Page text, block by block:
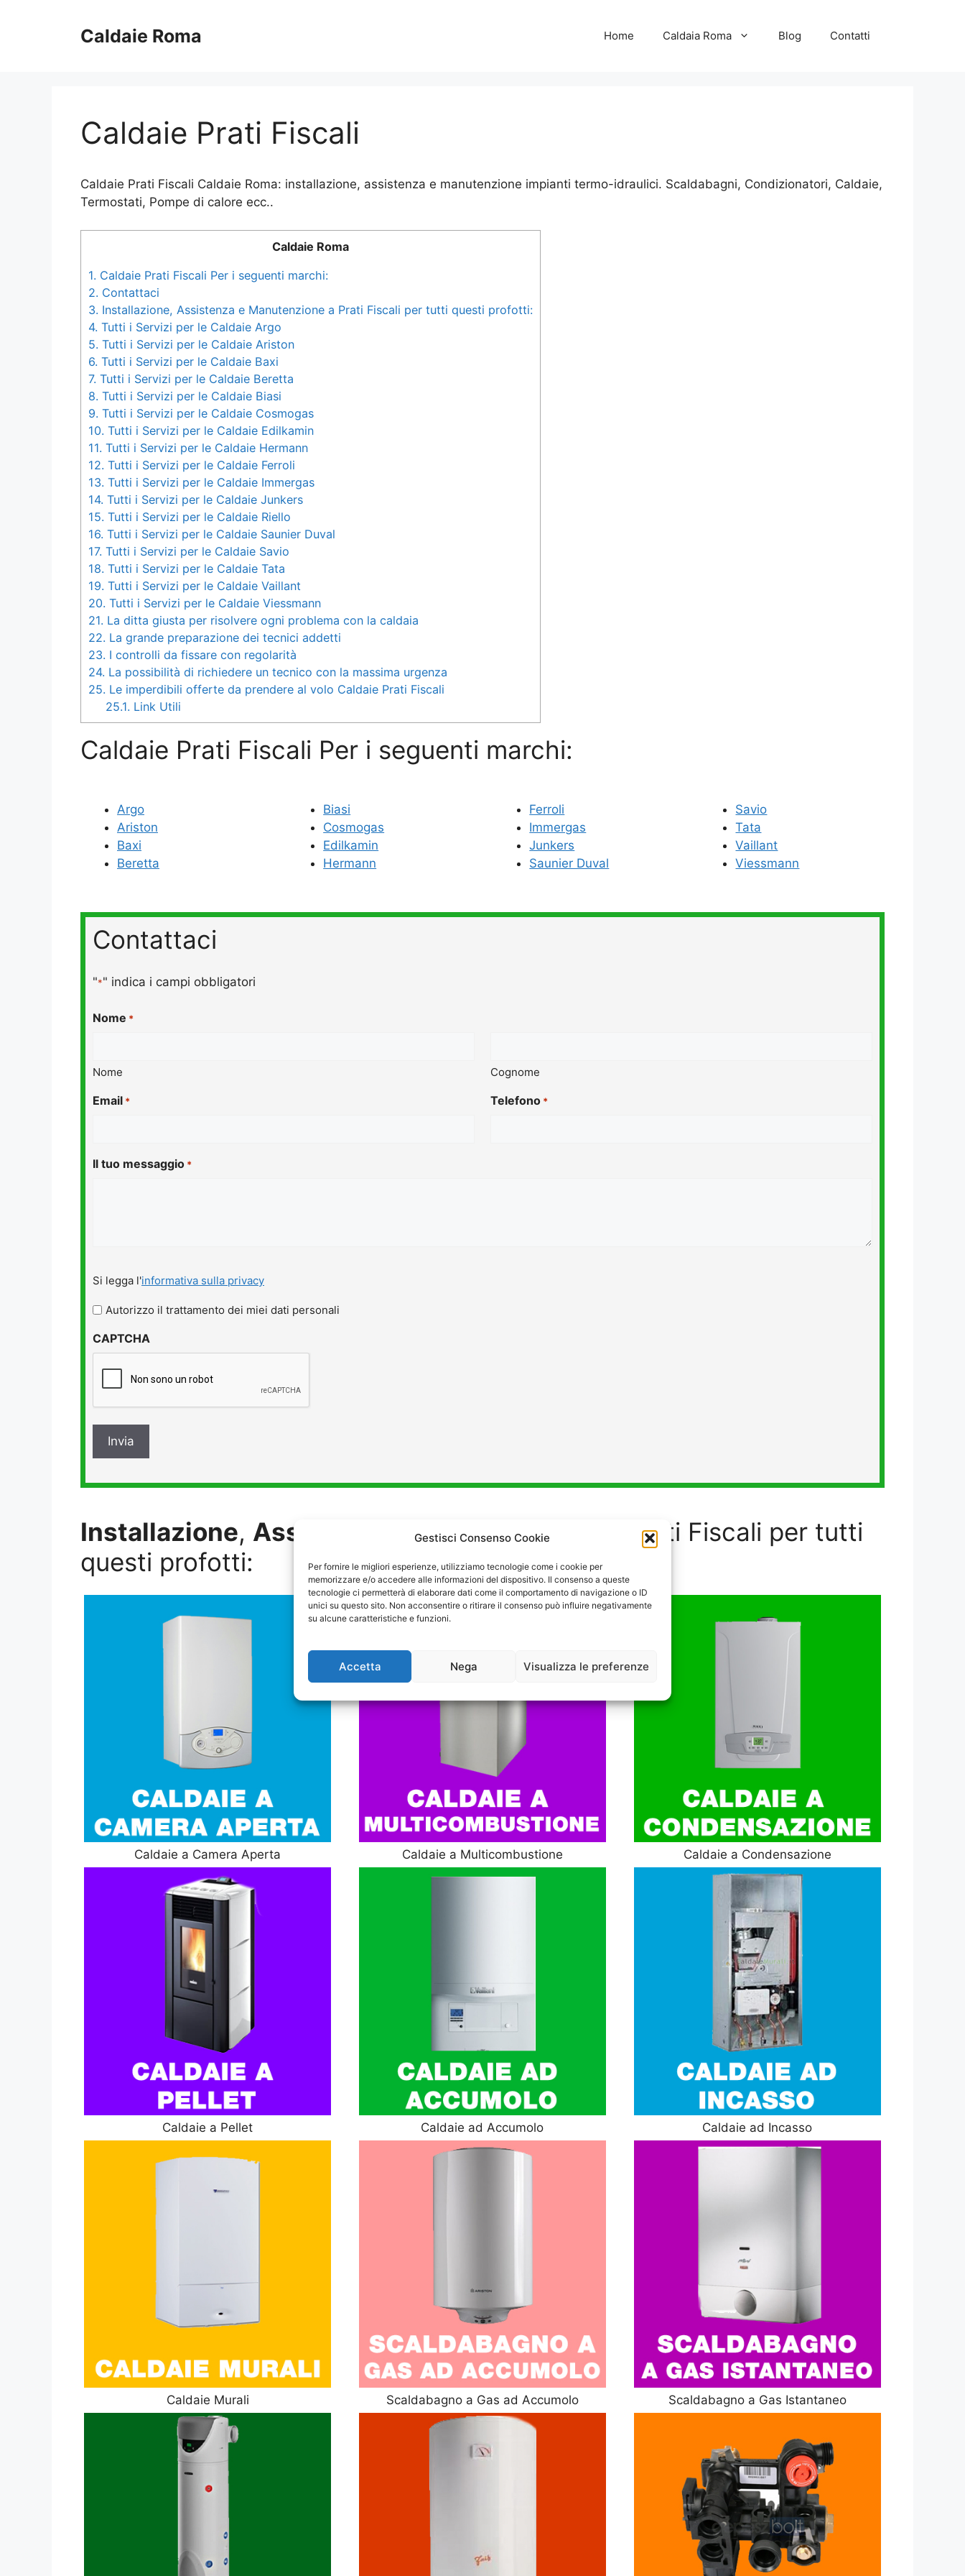
Gestisci Consenso Cookie
Per fornire le migliori esperienze, utilizziamo tecnologie come i cookie per
memorizzare e/o accedere alle informazioni del dispositivo. Il consenso a queste
tecnologie ci permetterà di elaborare dati come il comportamento di navigazione o ID
unici su questo sito. Non acconsentire o ritirare il consenso può influire negativamente
su alcune caratteristiche e funzioni.
Accetta Nega Visualizza le preferenze
Caldaie Roma Home Caldaia Roma Blog Contatti
Caldaie Prati Fiscali
Caldaie Prati Fiscali Caldaie Roma: installazione, assistenza e manutenzione impianti termo-idraulici. Scaldabagni, Condizionatori, Caldaie,
Termostati, Pompe di calore ecc..
Caldaie Roma
1. Caldaie Prati Fiscali Per i seguenti marchi:
2. Contattaci
3. Installazione, Assistenza e Manutenzione a Prati Fiscali per tutti questi profotti:
4. Tutti i Servizi per le Caldaie Argo
5. Tutti i Servizi per le Caldaie Ariston
6. Tutti i Servizi per le Caldaie Baxi
7. Tutti i Servizi per le Caldaie Beretta
8. Tutti i Servizi per le Caldaie Biasi
9. Tutti i Servizi per le Caldaie Cosmogas
10. Tutti i Servizi per le Caldaie Edilkamin
11. Tutti i Servizi per le Caldaie Hermann
12. Tutti i Servizi per le Caldaie Ferroli
13. Tutti i Servizi per le Caldaie Immergas
14. Tutti i Servizi per le Caldaie Junkers
15. Tutti i Servizi per le Caldaie Riello
16. Tutti i Servizi per le Caldaie Saunier Duval
17. Tutti i Servizi per le Caldaie Savio
18. Tutti i Servizi per le Caldaie Tata
19. Tutti i Servizi per le Caldaie Vaillant
20. Tutti i Servizi per le Caldaie Viessmann
21. La ditta giusta per risolvere ogni problema con la caldaia
22. La grande preparazione dei tecnici addetti
23. I controlli da fissare con regolarità
24. La possibilità di richiedere un tecnico con la massima urgenza
25. Le imperdibili offerte da prendere al volo Caldaie Prati Fiscali
25.1. Link Utili
Caldaie Prati Fiscali Per i seguenti marchi:
Argo
Ariston
Baxi
Beretta
Biasi
Cosmogas
Edilkamin
Hermann
Ferroli
Immergas
Junkers
Saunier Duval
Savio
Tata
Vaillant
Viessmann
Contattaci
"*" indica i campi obbligatori
Nome *
Nome Cognome
Email * Telefono *
Il tuo messaggio *
legga
l'informativa
privacy
Si legga l'informativa sulla privacy
Autorizzo il trattamento dei miei dati personali
CAPTCHA
Installazione, Assistenza eManutenzione
a Prati Fiscali per tutti
questi profotti:
Caldaie a Camera Aperta
Caldaie a Pellet
Caldaie Murali
Caldaie a Multicombustione
Caldaie ad Accumolo
Scaldabagno a Gas ad Accumolo
Caldaie a Condensazione
Caldaie ad Incasso
Scaldabagno a Gas Istantaneo